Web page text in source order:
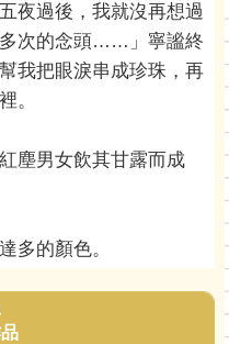
夜過後，我就沒再想過
多次的念頭……」寧謐終
我把眼淚串成珍珠，再
。
塵男女飲其甘露而成
多的顏色。